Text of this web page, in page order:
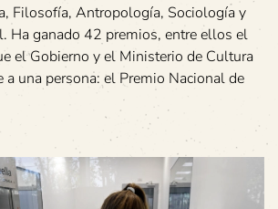
Filosofía, Antropología, Sociología y
Ha ganado 42 premios, entre ellos el
el Gobierno y el Ministerio de Cultura
a una persona: el Premio Nacional de